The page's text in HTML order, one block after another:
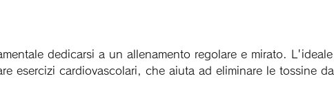
esercizi cardiovascolari, che aiuta ad eliminare le tossine dal